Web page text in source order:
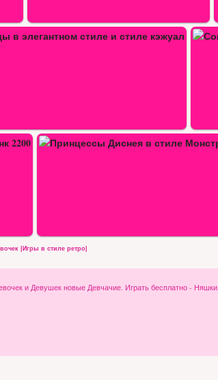
Совиные Ведьмы Одевалка со сказками
|Игры в стиле ретро|
и Девушек новые Девчачие. Играть бесплатно - Няшки.